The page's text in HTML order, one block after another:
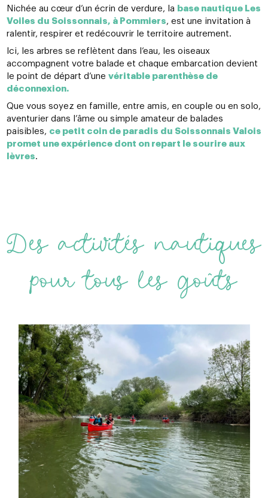
Nichée au cœur d’un écrin de verdure, la base nautique Les
Voiles du Soissonnais, à Pommiers, est une invitation à
ralentir, respirer et redécouvrir le territoire autrement.
Ici, les arbres se reflètent dans l’eau, les oiseaux
accompagnent votre balade et chaque embarcation devient
le point de départ d’une véritable parenthèse de
déconnexion.
Que vous soyez en famille, entre amis, en couple ou en solo,
aventurier dans l’âme ou simple amateur de balades
paisibles, ce petit coin de paradis du Soissonnais Valois
promet une expérience dont on repart le sourire aux
lèvres.
Des activités nautiques
pour tous les goûts